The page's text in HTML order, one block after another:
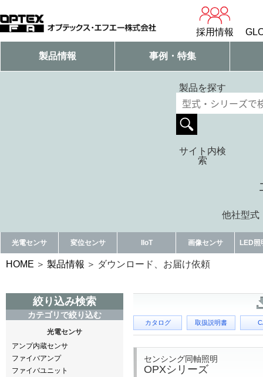
採用情報
製品情報 事例・特集
製品を探す
サイト内検
索
他社型式
光電センサ 変位センサ IIoT 画像センサ LED照
HOME 製品情報 ダウンロード、お届け依頼
絞り込み検索
カテゴリで絞り込む
光電センサ
アンプ内蔵センサ
ファイバアンプ
ファイバユニット
カタログ 取扱説明書
センシング同軸照明
OPXシリーズ